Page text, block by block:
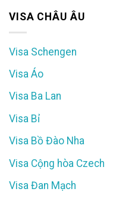
VISA CHÂU ÂU
Visa Schengen
Visa Áo
Visa Ba Lan
Visa Bỉ
Visa Bồ Đào Nha
Visa Cộng hòa Czech
Visa Đan Mạch